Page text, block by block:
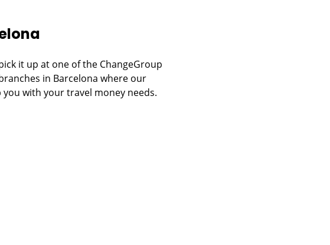
it up at one of the ChangeGroup
in Barcelona where our
with your travel money needs.